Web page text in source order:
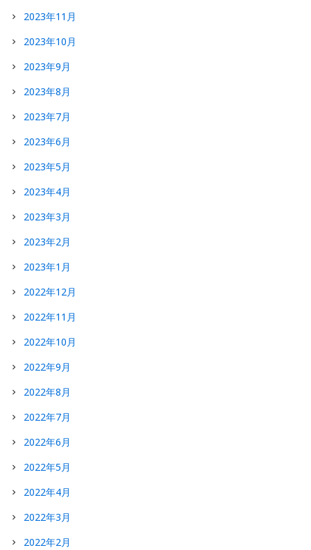
2023年11月
2023年10月
2023年9月
2023年8月
2023年7月
2023年6月
2023年5月
2023年4月
2023年3月
2023年2月
2023年1月
2022年12月
2022年11月
2022年10月
2022年9月
2022年8月
2022年7月
2022年6月
2022年5月
2022年4月
2022年3月
2022年2月